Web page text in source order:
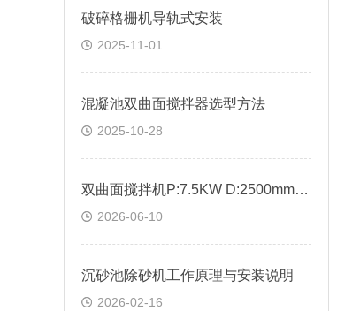
破碎格栅机导轨式安装
2025-11-01
混凝池双曲面搅拌器选型方法
2025-10-28
双曲面搅拌机P:7.5KW D:2500mm控制方式有哪些
2026-06-10
沉砂池除砂机工作原理与安装说明
2026-02-16